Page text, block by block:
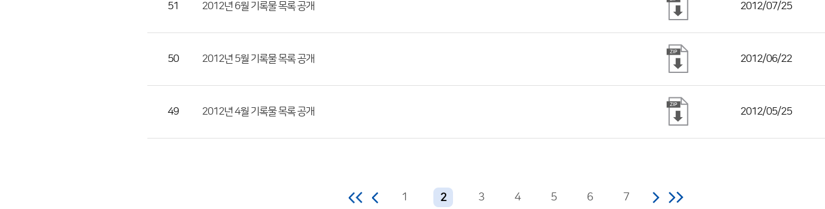
51 2012년 6월 기록물 목록 공개 2012/07/25
50 2012년 5월 기록물 목록 공개 2012/06/22
49 2012년 4월 기록물 목록 공개 2012/05/25
1 2 3 4 5 6 7